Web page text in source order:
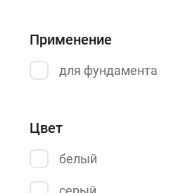
Применение
для фундамента
Цвет
белый